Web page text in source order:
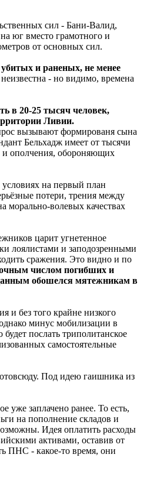
сил - Бани-Валид,
юг вместо грамотного и
от основных сил.
и раненых, не менее
- но видимо, времена
в 20-25 тысяч человек,
Ливии.
вызывают формированя сына
Бельхадж имеет от тысячи
и ополчения, обороняющих
на первый план
потери, трения между
морально-волевых качествах
царит угнетенное
лоялистами и заподозренными
сражения. Это видно и по
числом погибших и
данным обошелся мятежникам в
и без того крайне низкого
минус мобилизации в
послать триполитанское
самостоятельные
Под идею гаишника из
уже заплачено ранее. То есть,
на пополнение складов и
Идея оплатить расходы
активами, оставив от
ПНС - какое-то время, они